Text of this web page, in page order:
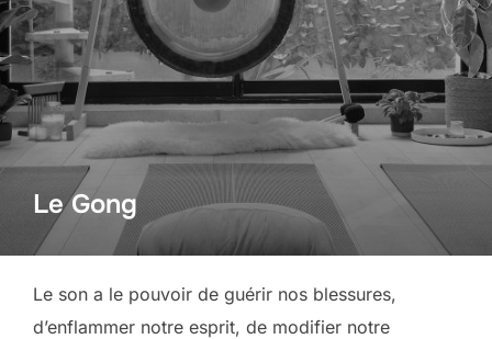
Le Gong
Le son a le pouvoir de guérir nos blessures,
d’enflammer notre esprit, de modifier notre